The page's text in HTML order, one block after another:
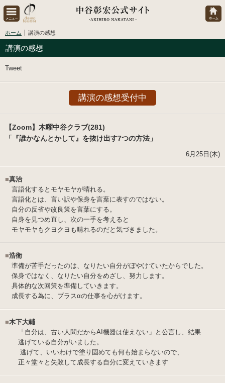
ホーム 講演の感想
講演の感想
Tweet
講演の感想受付中
【Zoom】木曜中谷クラブ(281)
「『誰かなんとかして』を抜け出す7つの方法」
6月25日(木)
■真治
言語化するとモヤモヤが晴れる。
言語化とは、言い訳や保身を言葉に表すのではない。
自分の反省や改良策を言葉にする。
自身を見つめ直し、次の一手を考えると
モヤモヤもクヨクヨも晴れるのだと気づきました。
■浩衛
準備が苦手だったのは、なりたい自分がぼやけていたからでした。
保身ではなく、なりたい自分をめざし、努力します。
具体的な次回策を準備していきます。
成長する為に、プラスαの仕事を心がけます。
■木下大輔
「自分は、古い人間だからAI機器は使えない」と公言し、結果
逃げている自分がいました。
逃げて、いいわけで塗り固めても何も始まらないので、
正々堂々と失敗して成長する自分に変えていきます